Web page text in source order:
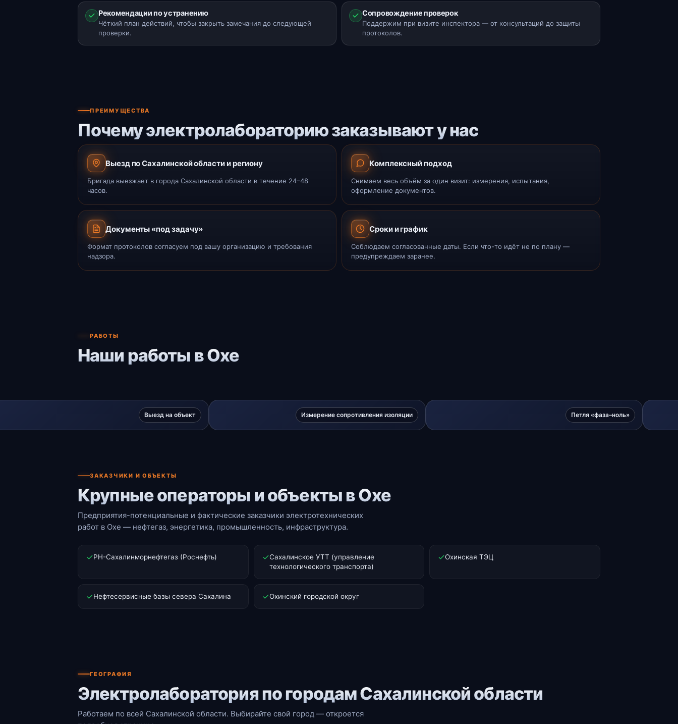
Рекомендации по устранению
Чёткий план действий, чтобы закрыть замечания до следующей
проверки.
Сопровождение проверок
Поддержим при визите инспектора — от консультаций до защиты
протоколов.
ПРЕИМУЩЕСТВА
Почему электролабораторию заказывают у нас
Выезд по Сахалинской области и региону
Бригада выезжает в города Сахалинской области в течение 24–48
часов.
Комплексный подход
Снимаем весь объём за один визит: измерения, испытания,
оформление документов.
Документы «под задачу»
Формат протоколов согласуем под вашу организацию и требования
надзора.
Сроки и график
Соблюдаем согласованные даты. Если что-то идёт не по плану —
предупреждаем заранее.
РАБОТЫ
Наши работы в Охе
Выезд на объект Измерение сопротивления изоляции Петля «фаза–ноль»
ЗАКАЗЧИКИ И ОБЪЕКТЫ
Крупные операторы и объекты в Охе
Предприятия-потенциальные и фактические заказчики электротехнических
работ в Охе — нефтегаз, энергетика, промышленность, инфраструктура.
РН-Сахалинморнефтегаз (Роснефть)
Сахалинское УТТ (управление
технологического транспорта)
Охинская ТЭЦ
Нефтесервисные базы севера Сахалина Охинский городской округ
ГЕОГРАФИЯ
Электролаборатория по городам Сахалинской области
Работаем по всей Сахалинской области. Выбирайте свой город — откроется